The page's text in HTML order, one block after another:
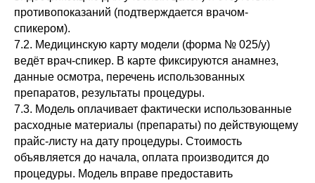
противопоказаний (подтверждается врачом-
спикером).
7.2. Медицинскую карту модели (форма № 025/у)
ведёт врач-спикер. В карте фиксируются анамнез,
данные осмотра, перечень использованных
препаратов, результаты процедуры.
7.3. Модель оплачивает фактически использованные
расходные материалы (препараты) по действующему
прайс-листу на дату процедуры. Стоимость
объявляется до начала, оплата производится до
процедуры. Модель вправе предоставить